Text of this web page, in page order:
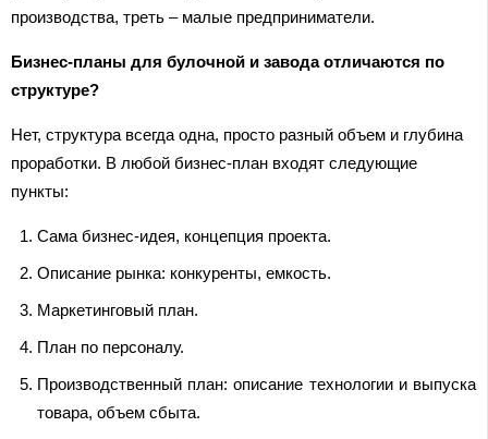
производства, треть – малые предприниматели.
Бизнес-планы для булочной и завода отличаются по
структуре?
Нет, структура всегда одна, просто разный объем и глубина
проработки. В любой бизнес-план входят следующие
пункты:
Сама бизнес-идея, концепция проекта.
Описание рынка: конкуренты, емкость.
Маркетинговый план.
План по персоналу.
Производственный план: описание технологии и выпуска
товара, объем сбыта.